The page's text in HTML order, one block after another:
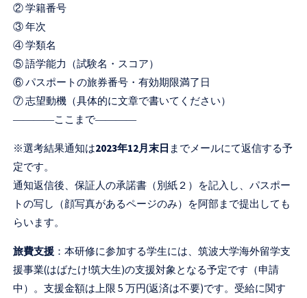
② 学籍番号
③ 年次
④ 学類名
⑤ 語学能力（試験名・スコア）
⑥ パスポートの旅券番号・有効期限満了日
⑦ 志望動機（具体的に文章で書いてください）
――――ここまで――――
※選考結果通知は2023年12月末日 までメールにて返信する予
定です。
通知返信後、保証人の承諾書（別紙２）を記入し、パスポー
トの写し（顔写真があるページのみ）を阿部まで提出しても
らいます。
旅費支援 ：本研修に参加する学生には、筑波大学海外留学支
援事業(はばたけ!筑大生)の支援対象となる予定です（申請
中）。支援金額は上限 5 万円(返済は不要)です。受給に関す